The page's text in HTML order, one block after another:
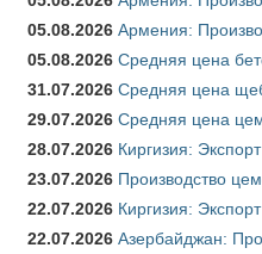
05.08.2026 Армения:
05.08.2026 Средняя цена
31.07.2026 Средняя цена
29.07.2026 Средняя цена
28.07.2026 Киргизия:
23.07.2026 Производство
22.07.2026 Киргизия:
22.07.2026 Азербайджан: